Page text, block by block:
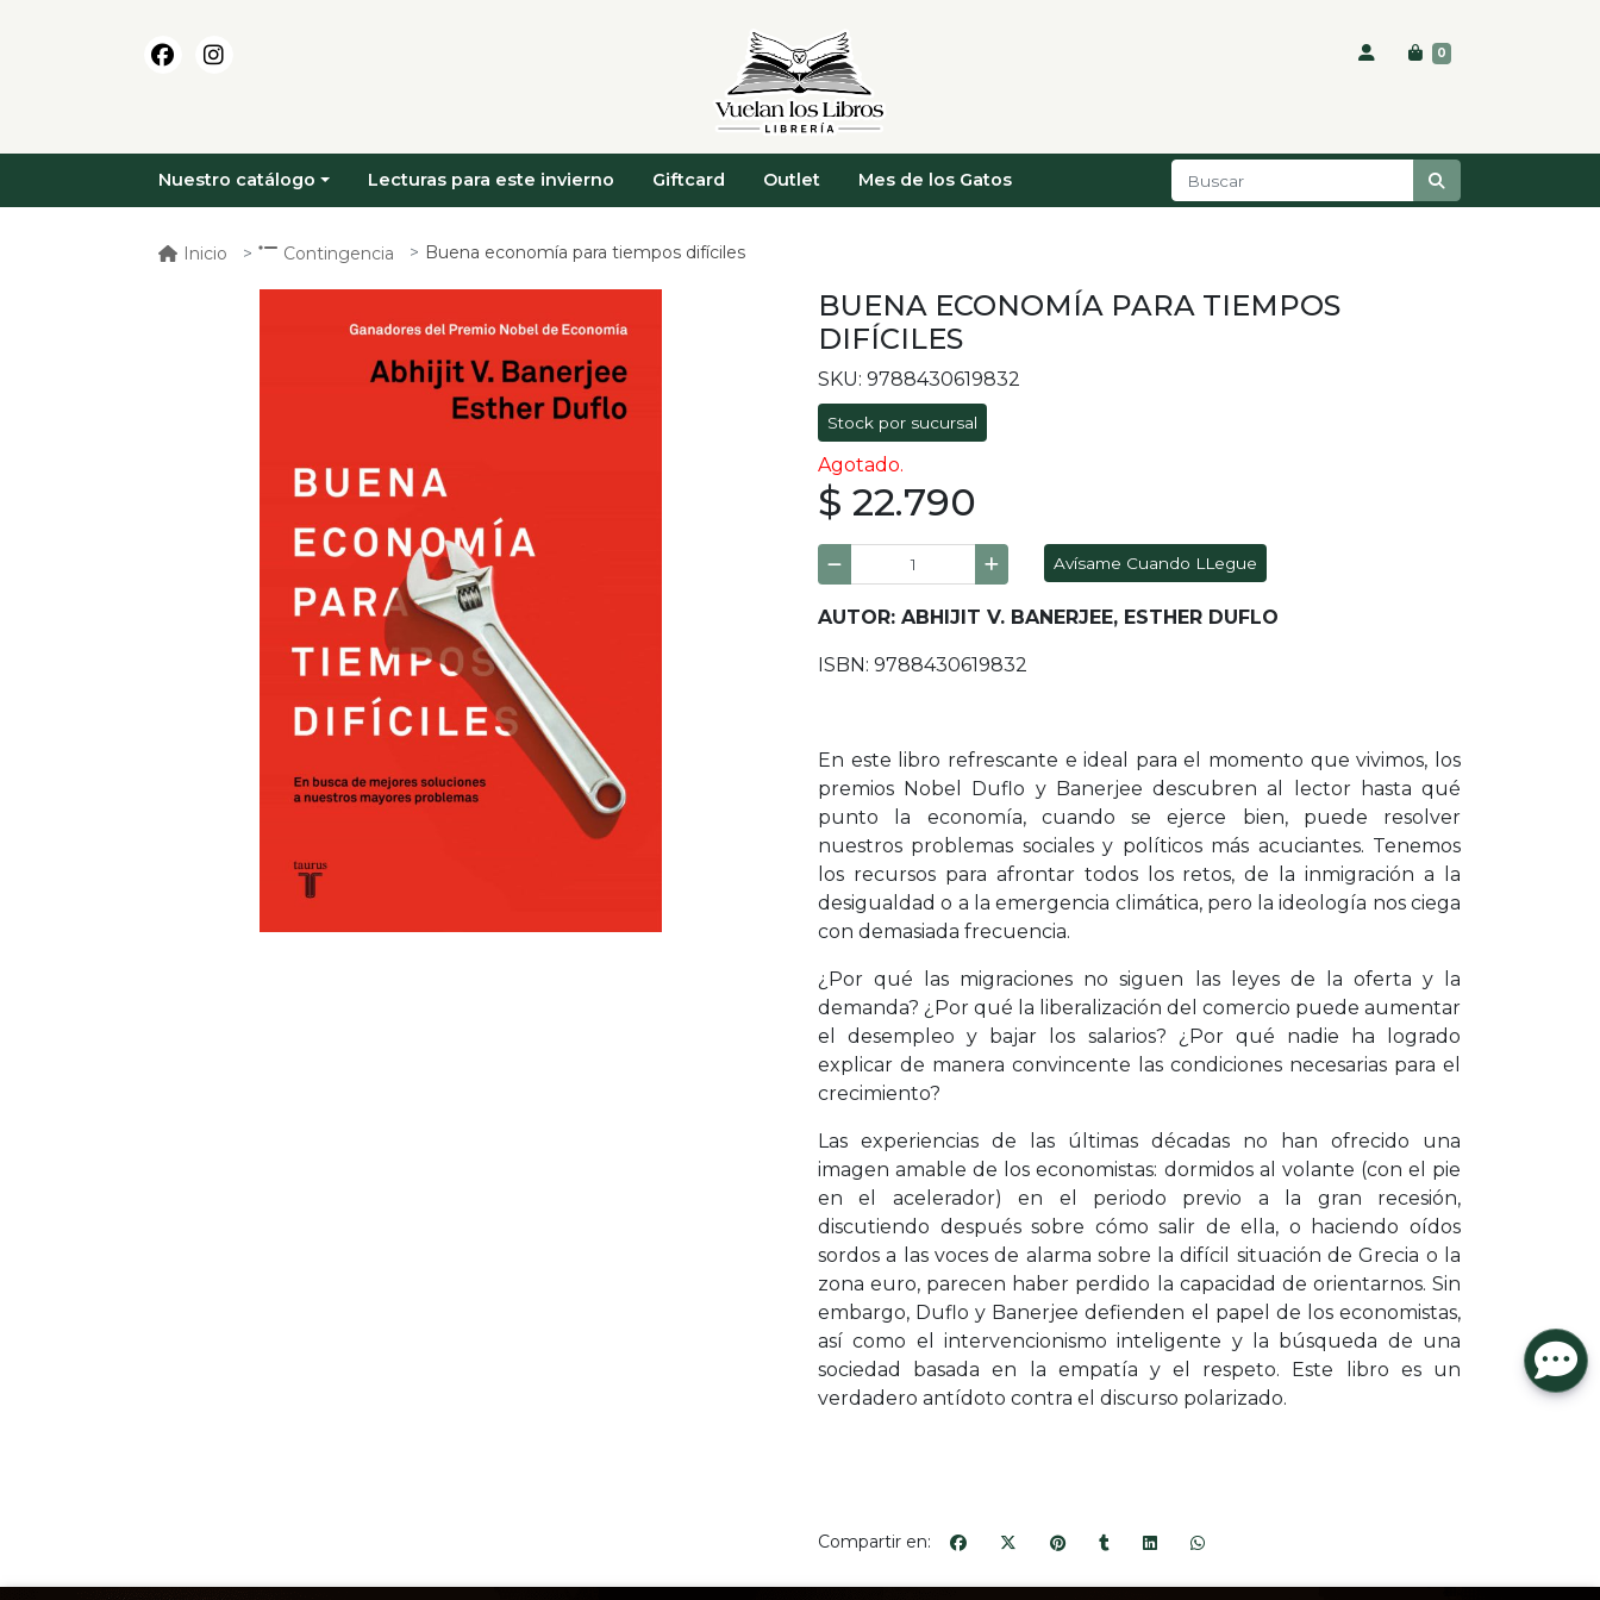
0
Nuestro catálogo Lecturas para este invierno Giftcard Outlet Mes de los Gatos
Inicio Contingencia Buena economía para tiempos difíciles
BUENA ECONOMÍA PARA TIEMPOS
DIFÍCILES
SKU: 9788430619832
Stock por sucursal
Agotado.
$ 22.790
Avísame Cuando LLegue
AUTOR: ABHIJIT V. BANERJEE, ESTHER DUFLO
ISBN: 9788430619832
En este libro refrescante e ideal para el momento que vivimos, los
premios Nobel Duflo y Banerjee descubren al lector hasta qué
punto la economía, cuando se ejerce bien, puede resolver
nuestros problemas sociales y políticos más acuciantes. Tenemos
los recursos para afrontar todos los retos, de la inmigración a la
desigualdad o a la emergencia climática, pero la ideología nos ciega
con demasiada frecuencia.
¿Por qué las migraciones no siguen las leyes de la oferta y la
demanda? ¿Por qué la liberalización del comercio puede aumentar
el desempleo y bajar los salarios? ¿Por qué nadie ha logrado
explicar de manera convincente las condiciones necesarias para el
crecimiento?
Las experiencias de las últimas décadas no han ofrecido una
imagen amable de los economistas: dormidos al volante (con el pie
en el acelerador) en el periodo previo a la gran recesión,
discutiendo después sobre cómo salir de ella, o haciendo oídos
sordos a las voces de alarma sobre la difícil situación de Grecia o la
zona euro, parecen haber perdido la capacidad de orientarnos. Sin
embargo, Duflo y Banerjee defienden el papel de los economistas,
así como el intervencionismo inteligente y la búsqueda de una
sociedad basada en la empatía y el respeto. Este libro es un
verdadero antídoto contra el discurso polarizado.
Compartir en: